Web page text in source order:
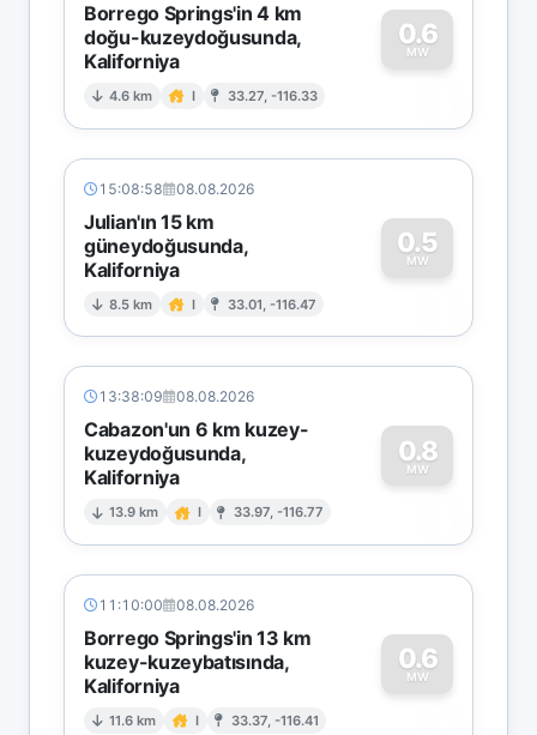
Borrego Springs'in 4 km
doğu-kuzeydoğusunda,
Kaliforniya
4.6 km I 33.27, -116.33
0.6
MW
0
15:08:58 08.08.2026
Julian'ın 15 km
güneydoğusunda,
Kaliforniya
8.5 km I 33.01, -116.47
0.5
MW
0
13:38:09 08.08.2026
Cabazon'un 6 km kuzey-
kuzeydoğusunda,
Kaliforniya
13.9 km I 33.97, -116.77
0.8
MW
0
11:10:00 08.08.2026
Borrego Springs'in 13 km
kuzey-kuzeybatısında,
Kaliforniya
11.6 km I 33.37, -116.41
0.6
MW